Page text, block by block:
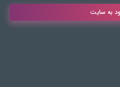
به سایت